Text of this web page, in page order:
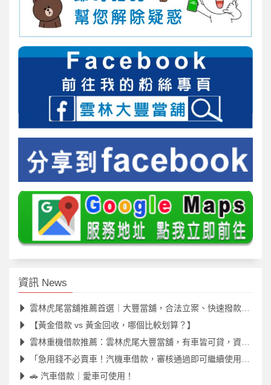
資訊 News
雲林虎尾當舖推薦首選｜大豐當舖，合法立案、快速撥款、安心借款
【黃金借款 vs 黃金回收，哪個比較划算？】
雲林重機借款推薦：雲林虎尾大豐當舖，有車皆可貸，資金靈活週轉
「急用錢不必賣車！汽機車借款，審核通過即可繼續使用愛車。」
🚗 汽車借款｜愛車可使用！